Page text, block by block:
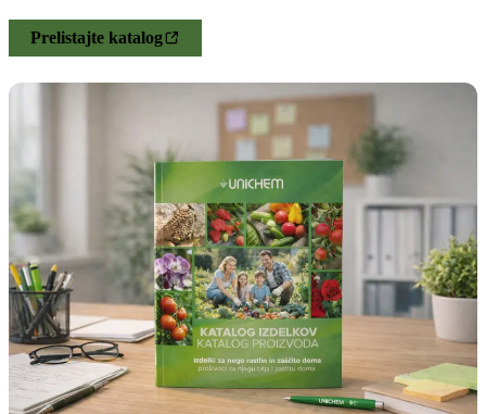
Prelistajte katalog